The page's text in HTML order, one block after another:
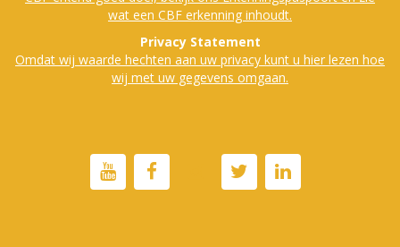
wat een CBF erkenning inhoudt.
Privacy Statement
Omdat wij waarde hechten aan uw privacy kunt u hier lezen hoe
wij met uw gegevens omgaan.